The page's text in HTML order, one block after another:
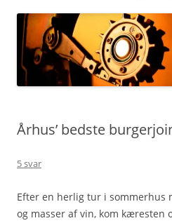
Århus’ bedste
5 svar
Efter en herlig tur i sommerhus
og masser af vin, kom kæresten